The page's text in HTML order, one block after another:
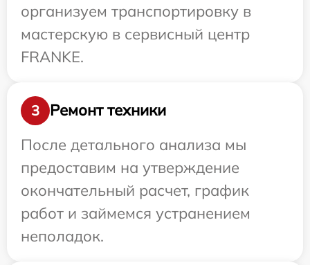
организуем транспортировку в
мастерскую в сервисный центр
FRANKE.
3
Ремонт техники
После детального анализа мы
предоставим на утверждение
окончательный расчет, график
работ и займемся устранением
неполадок.